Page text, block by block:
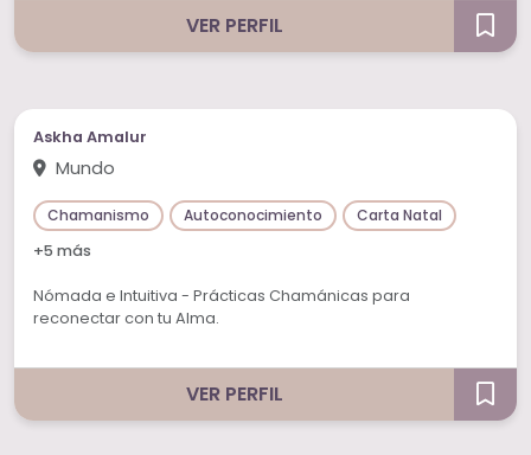
VER PERFIL
Askha Amalur
Mundo
Chamanismo Autoconocimiento
Carta Natal
+5 más
Nómada e Intuitiva - Prácticas Chamánicas para
reconectar con tu Alma.
VER PERFIL